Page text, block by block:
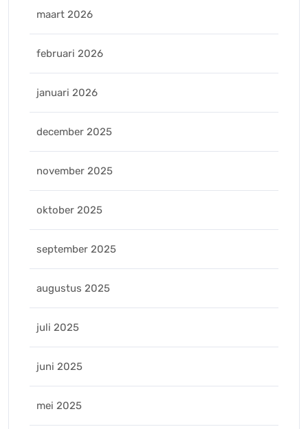
maart 2026
februari 2026
januari 2026
december 2025
november 2025
oktober 2025
september 2025
augustus 2025
juli 2025
juni 2025
mei 2025